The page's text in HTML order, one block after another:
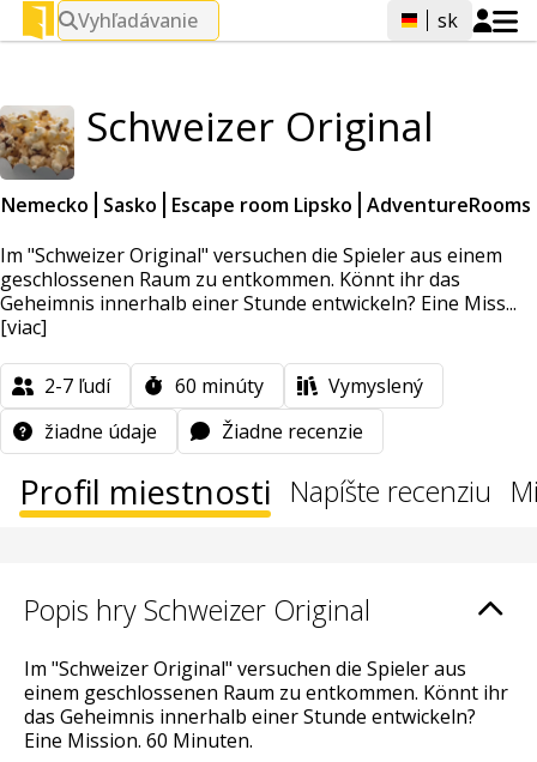
Vyhľadávanie sk
Schweizer Original
Nemecko Sasko Escape room Lipsko AdventureRooms
Im "Schweizer Original" versuchen die Spieler aus einem
geschlossenen Raum zu entkommen. Könnt ihr das
Geheimnis innerhalb einer Stunde entwickeln? Eine Miss...
[viac]
2-7 ľudí 60 minúty
Vymyslený
žiadne údaje
Žiadne recenzie
Profil miestnosti Napíšte recenziu
Popis hry Schweizer Original
Im "Schweizer Original" versuchen die Spieler aus
einem geschlossenen Raum zu entkommen. Könnt ihr
das Geheimnis innerhalb einer Stunde entwickeln?
Eine Mission. 60 Minuten.